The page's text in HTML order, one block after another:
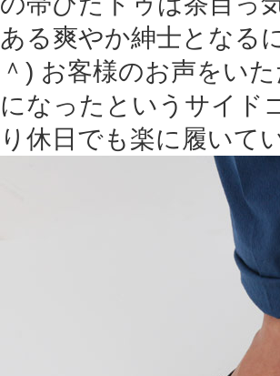
ある爽やか紳士となる
＾) お客様のお声をい
になったというサイド
り休日でも楽に履いて